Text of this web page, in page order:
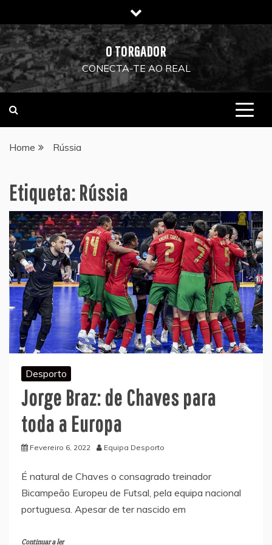
to
content
O TORGADOR
CONECTA-TE AO REAL
Home Rússia
Etiqueta:Rússia
Desporto
Jorge Braz: de Chaves para
toda a Europa
Fevereiro 6, 2022 Equipa Desporto
É natural de Chaves o consagrado treinador
Bicampeão Europeu de Futsal, pela equipa nacional
portuguesa. Apesar de ter nascido em
Continuar a ler